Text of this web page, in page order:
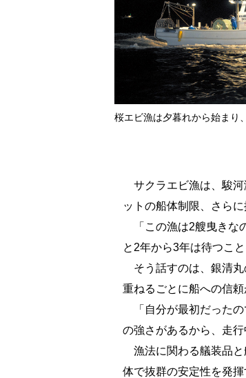
桜エビ漁は夕暮れから始まり
サクラエビ漁は、駿河
ットの船体制限、さら
「この漁は2艘曳きな
と2年から3年は待つこ
そう話すのは、銀清丸
重ねるごとに船への信頼
「自分が最初だったの
の強さがあるから、走
漁法に関わる艤装品と
体で抜群の安定性を発